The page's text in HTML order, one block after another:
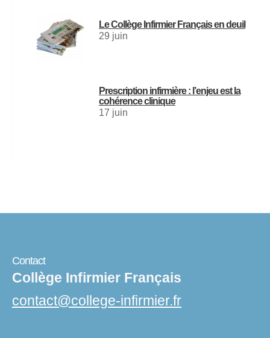
Le Collège Infirmier Français en deuil
29 juin
Prescription infirmière : l’enjeu est la
cohérence clinique
17 juin
Contact
Collège Infirmier Français
contact@college-infirmier.fr